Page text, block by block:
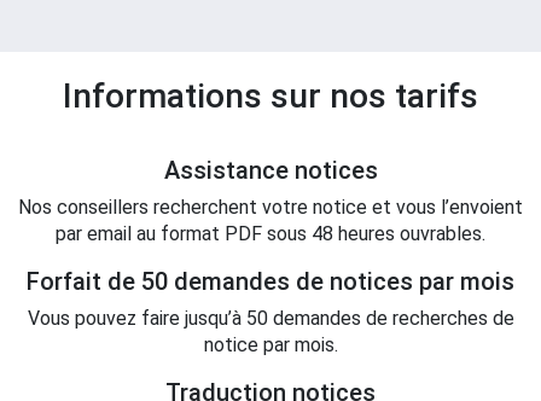
Informations sur nos tarifs
Assistance notices
Nos conseillers recherchent votre notice et vous l’envoient
par email au format PDF sous 48 heures ouvrables.
Forfait de 50 demandes de notices par mois
Vous pouvez faire jusqu’à 50 demandes de recherches de
notice par mois.
Traduction notices